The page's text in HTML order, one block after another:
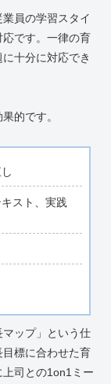
員の学習スタイ
です。一律の育
十分に対応でき
的です。
スト、実践
ップ」という仕
標に合わせた育
司との1on1ミー